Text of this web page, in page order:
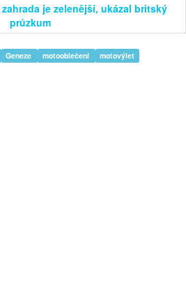
je zelenější, ukázal britský
průzkum
Geneze motooblečení motovýlet